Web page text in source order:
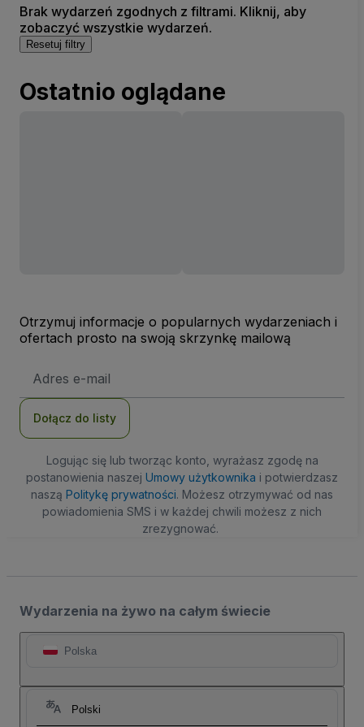
Brak wydarzeń zgodnych z filtrami. Kliknij, aby
zobaczyć wszystkie wydarzeń.
Resetuj filtry
Ostatnio oglądane
Otrzymuj informacje o popularnych wydarzeniach i
ofertach prosto na swoją skrzynkę mailową
e-
Dołącz do listy
Logując się lub tworząc konto, wyrażasz zgodę na
postanowienia naszej Umowy użytkownika i potwierdzasz
naszą Politykę prywatności. Możesz otrzymywać od nas
powiadomienia SMS i w każdej chwili możesz z nich
zrezygnować.
Wydarzenia na żywo na całym świecie
Polska
Polski